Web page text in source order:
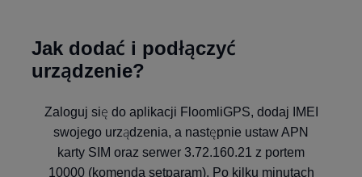
Jak dodać i podłączyć
urządzenie?
Zaloguj się do aplikacji FloomliGPS, dodaj IMEI
swojego urządzenia, a następnie ustaw APN
karty SIM oraz serwer 3.72.160.21 z portem
10000 (komenda setparam). Po kilku minutach